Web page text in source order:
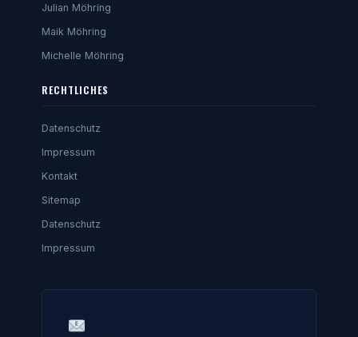
Julian Möhring
Maik Möhring
Michelle Möhring
RECHTLICHES
Datenschutz
Impressum
Kontakt
Sitemap
Datenschutz
Impressum